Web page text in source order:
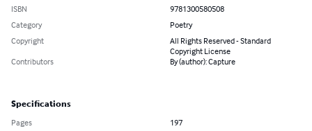
ISBN
9781300580508
Category
Poetry
Copyright
All Rights Reserved - Standard
Copyright License
Contributors
By (author): Capture
Specifications
Pages
197